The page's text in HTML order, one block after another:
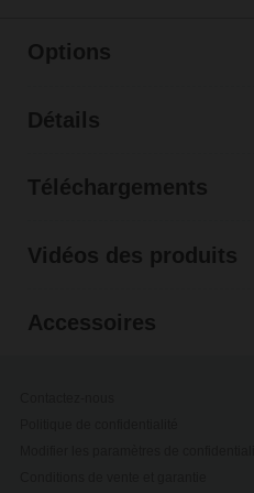
Options
Détails
Téléchargements
Vidéos des produits
Accessoires